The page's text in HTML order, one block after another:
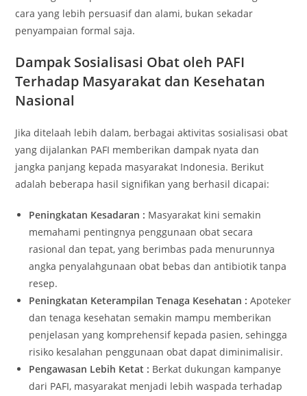
cara yang lebih persuasif dan alami, bukan sekadar
penyampaian formal saja.
Dampak Sosialisasi Obat oleh PAFI
Terhadap Masyarakat dan Kesehatan
Nasional
Jika ditelaah lebih dalam, berbagai aktivitas sosialisasi obat
yang dijalankan PAFI memberikan dampak nyata dan
jangka panjang kepada masyarakat Indonesia. Berikut
adalah beberapa hasil signifikan yang berhasil dicapai:
Peningkatan Kesadaran : Masyarakat kini semakin
memahami pentingnya penggunaan obat secara
rasional dan tepat, yang berimbas pada menurunnya
angka penyalahgunaan obat bebas dan antibiotik tanpa
resep.
Peningkatan Keterampilan Tenaga Kesehatan : Apoteker
dan tenaga kesehatan semakin mampu memberikan
penjelasan yang komprehensif kepada pasien, sehingga
risiko kesalahan penggunaan obat dapat diminimalisir.
Pengawasan Lebih Ketat : Berkat dukungan kampanye
dari PAFI, masyarakat menjadi lebih waspada terhadap